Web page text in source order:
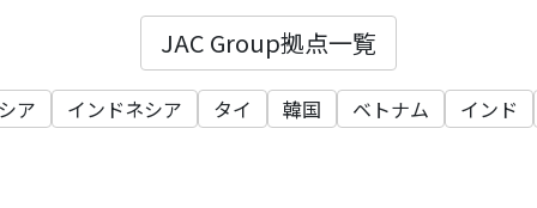
JAC Group拠点一覧
ア インドネシア タイ 韓国 ベトナム インド